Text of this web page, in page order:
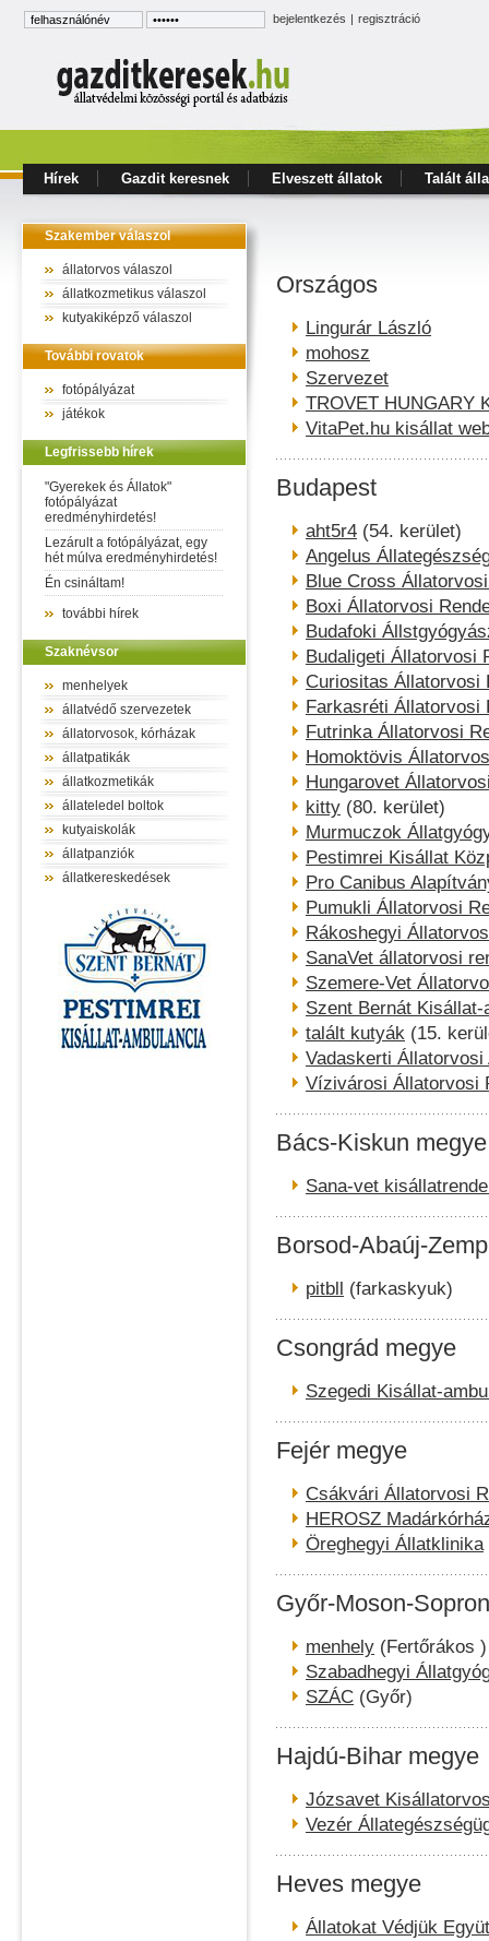
bejelentkezés | regisztráció
Hírek Gazdit keresnek Elveszett állatok Talált
Szakember válaszol
állatorvos válaszol
állatkozmetikus válaszol
kutyakiképző válaszol
További rovatok
fotópályázat
játékok
Legfrissebb hírek
"Gyerekek és Állatok"
fotópályázat
eredményhirdetés!
Lezárult a fotópályázat, egy
hét múlva eredményhirdetés!
Én csináltam!
további hírek
Szaknévsor
menhelyek
állatvédő szervezetek
állatorvosok, kórházak
állatpatikák
állatkozmetikák
állateledel boltok
kutyaiskolák
állatpanziók
állatkereskedések
Országos
Lingurár László
mohosz
Szervezet
TROVET HUNGARY
VitaPet.hu kisállat
Budapest
aht5r4 (54. kerület)
Angelus
Blue Cross
Boxi Állatorvosi
Budafoki
Budaligeti Állatorvosi
Curiositas Állatorvosi
Farkasréti Állatorvosi
Futrinka Állatorvosi
Homoktövis
Hungarovet
kitty (80. kerület)
Murmuczok
Pestimrei Kisállat
Pro Canibus
Pumukli Állatorvosi
Rákoshegyi
SanaVet állatorvosi
Szemere-Vet
Szent Bernát Kisállat-
talált kutyák (15.
Vadaskerti Állatorvosi
Vízivárosi Állatorvosi
Bács-Kiskun megye
Sana-vet
Borsod-Abaúj-
pitbll (farkaskyuk)
Csongrád megye
Szegedi Kisállat-
Fejér megye
Csákvári Állatorvosi
HEROSZ
Öreghegyi Állatklinika
Győr-Moson-
menhely (Fertőrákos )
Szabadhegyi
SZÁC (Győr)
Hajdú-Bihar megye
Józsavet
Vezér
Heves megye
Állatokat Védjük